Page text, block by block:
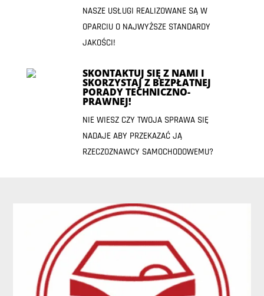
NASZE USŁUGI REALIZOWANE SĄ W
OPARCIU O NAJWYŻSZE STANDARDY
JAKOŚCI!
SKONTAKTUJ SIĘ Z NAMI I
SKORZYSTAJ Z BEZPŁATNEJ
PORADY TECHNICZNO-
PRAWNEJ!
NIE WIESZ CZY TWOJA SPRAWA SIĘ
NADAJE ABY PRZEKAZAĆ JĄ
RZECZOZNAWCY SAMOCHODOWEMU?